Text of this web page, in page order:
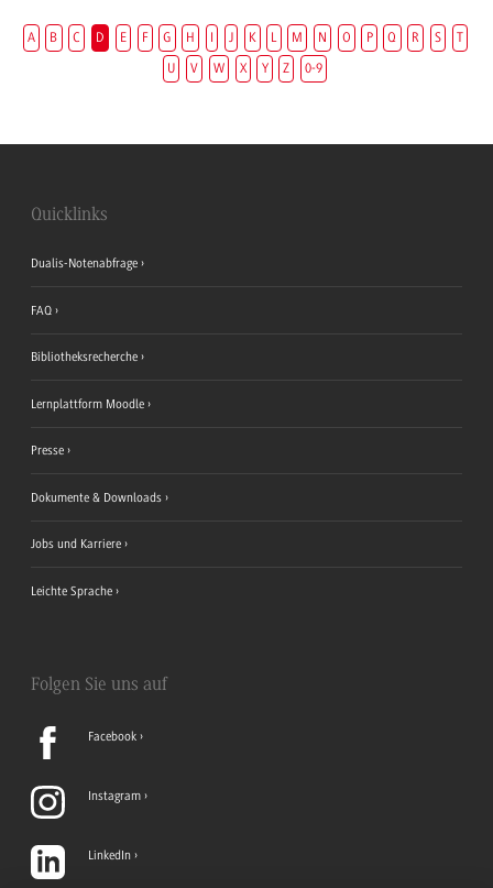
A B C D E F G H I J K L M N O P Q R S
T
U
V W X Y Z 0-9
Quicklinks
Dualis-Notenabfrage
FAQ
Bibliotheksrecherche
Lernplattform Moodle
Presse
Dokumente & Downloads
Jobs und Karriere
Leichte Sprache
Folgen Sie uns auf
Facebook
Instagram
LinkedIn